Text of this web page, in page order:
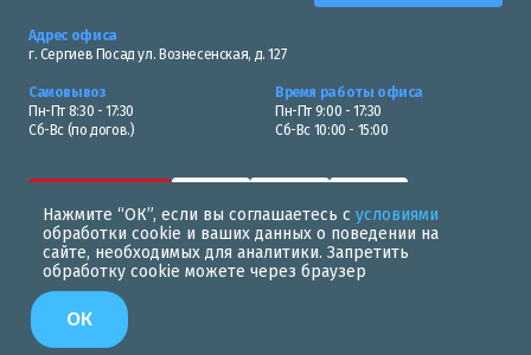
Нажмите “ОК”, если вы соглашаетесь с условиями
обработки cookie и ваших данных о поведении на
сайте, необходимых для аналитики. Запретить
обработку cookie можете через браузер
ОК
Адрес офиса
г. Сергиев Посад ул. Вознесенская, д. 127
Самовывоз
Пн-Пт 8:30 - 17:30
Сб-Вс (по догов.)
Время работы офиса
Пн-Пт 9:00 - 17:30
Сб-Вс 10:00 - 15:00
Политика в области обработки персональных данных